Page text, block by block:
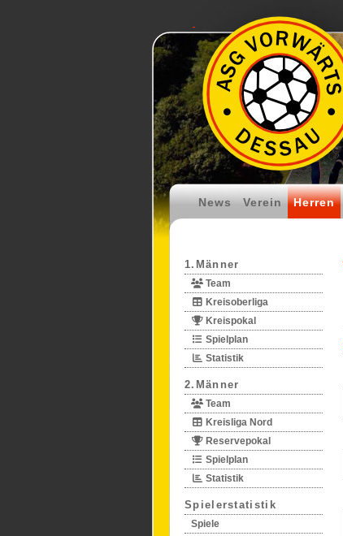
News Verein Herren
1.Männer
Team
Kreisoberliga
Kreispokal
Spielplan
Statistik
2.Männer
Team
Kreisliga Nord
Reservepokal
Spielplan
Statistik
Spielerstatistik
Spiele